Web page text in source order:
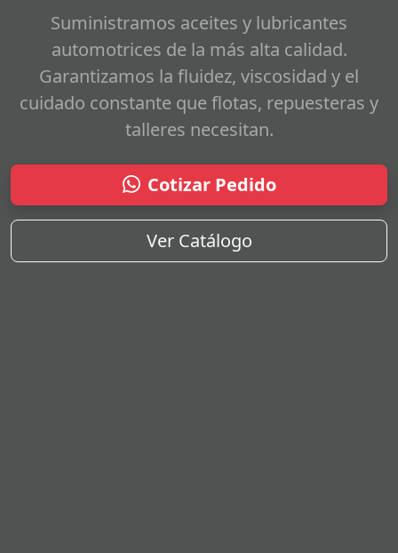
Suministramos aceites y lubricantes
automotrices de la más alta calidad.
Garantizamos la fluidez, viscosidad y el
cuidado constante que flotas, repuesteras y
talleres necesitan.
Cotizar Pedido
Ver Catálogo